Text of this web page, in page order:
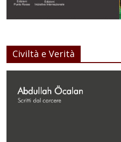
Civiltà e Verità